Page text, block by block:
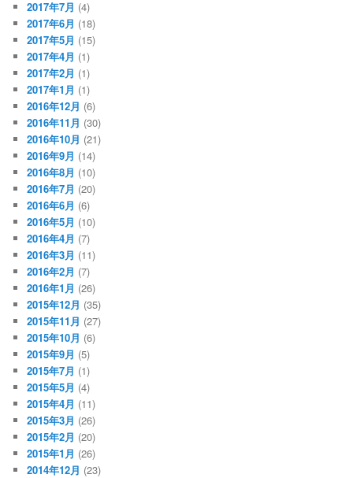
2017年7月 (4)
2017年6月 (18)
2017年5月 (15)
2017年4月 (1)
2017年2月 (1)
2017年1月 (1)
2016年12月 (6)
2016年11月 (30)
2016年10月 (21)
2016年9月 (14)
2016年8月 (10)
2016年7月 (20)
2016年6月 (6)
2016年5月 (10)
2016年4月 (7)
2016年3月 (11)
2016年2月 (7)
2016年1月 (26)
2015年12月 (35)
2015年11月 (27)
2015年10月 (6)
2015年9月 (5)
2015年7月 (1)
2015年5月 (4)
2015年4月 (11)
2015年3月 (26)
2015年2月 (20)
2015年1月 (26)
2014年12月 (23)